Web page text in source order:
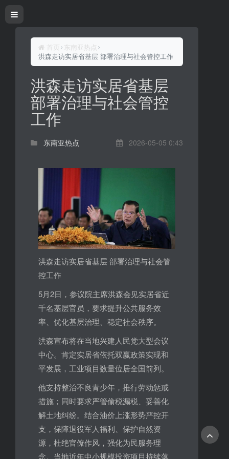
首页
东南亚热点
洪森走访实居省基层 部署治理与社会管控工作
洪森走访实居省基层
部署治理与社会管控
工作
东南亚热点 2026-05-05 0:43
洪森走访实居省基层 部署治理与社会管
控工作
5月2日，参议院主席洪森会见实居省近
千名基层官员，要求提升公共服务效
率、优化基层治理、稳定社会秩序。
洪森宣布将在当地兴建人民党大型会议
中心。肯定实居省依托双赢政策实现和
平发展，工业项目数量位居全国前列。
他支持整治不良青少年，推行劳动惩戒
措施；同时要求严管偷税漏税、妥善化
解土地纠纷。结合油价上涨形势严控开
支，保障退役军人福利、保护自然资
源，杜绝官僚作风，强化为民服务理
念。当地近年中小规模投资项目持续落